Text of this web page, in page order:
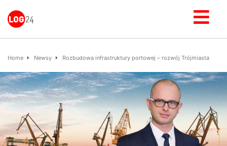
Home Newsy Rozbudowa infrastruktury portowej – rozwój Trójmiasta